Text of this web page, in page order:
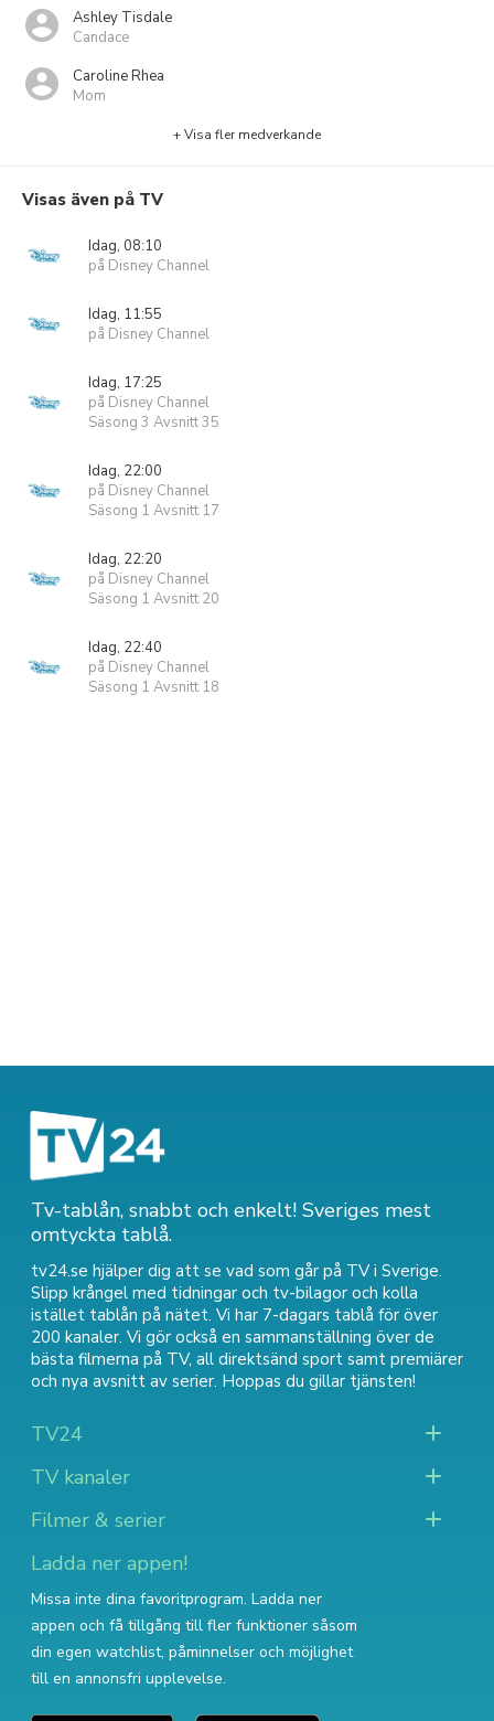
Ashley Tisdale
Candace
Caroline Rhea
Mom
+ Visa fler medverkande
Visas även på TV
Idag, 08:10
på Disney Channel
Idag, 11:55
på Disney Channel
Idag, 17:25
på Disney Channel
Säsong 3 Avsnitt 35
Idag, 22:00
på Disney Channel
Säsong 1 Avsnitt 17
Idag, 22:20
på Disney Channel
Säsong 1 Avsnitt 20
Idag, 22:40
på Disney Channel
Säsong 1 Avsnitt 18
Tv-tablån, snabbt och enkelt! Sveriges mest
omtyckta tablå.
tv24.se hjälper dig att se vad som går på TV i Sverige.
Slipp krångel med tidningar och tv-bilagor och kolla
istället tablån på nätet. Vi har 7-dagars tablå för över
200 kanaler. Vi gör också en sammanställning över de
bästa filmerna på TV, all direktsänd sport samt premiärer
och nya avsnitt av serier. Hoppas du gillar tjänsten!
TV24
TV kanaler
Filmer & serier
Ladda ner appen!
Missa inte dina favoritprogram. Ladda ner
appen och få tillgång till fler funktioner såsom
din egen watchlist, påminnelser och möjlighet
till en annonsfri upplevelse.